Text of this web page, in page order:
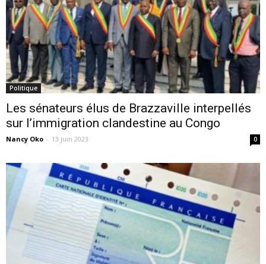
Politique
Les sénateurs élus de Brazzaville interpellés
sur l’immigration clandestine au Congo
Nancy Oko - 13 juin 2023 0